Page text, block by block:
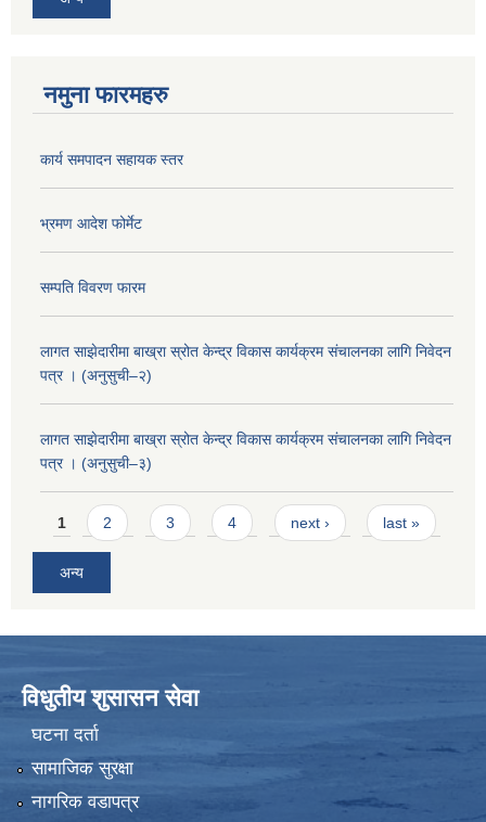
नमुना फारमहरु
कार्य समपादन सहायक स्तर
भ्रमण आदेश फोर्मेट
सम्पति विवरण फारम
लागत साझेदारीमा बाख्रा स्रोत केन्द्र विकास कार्यक्रम संचालनका लागि निवेदन
पत्र । (अनुसुची–२)
लागत साझेदारीमा बाख्रा स्रोत केन्द्र विकास कार्यक्रम संचालनका लागि निवेदन
पत्र । (अनुसुची–३)
Pages
1 2 3 4 next › last »
अन्य
विधुतीय शुसासन सेवा
घटना दर्ता
सामाजिक सुरक्षा
नागरिक वडापत्र